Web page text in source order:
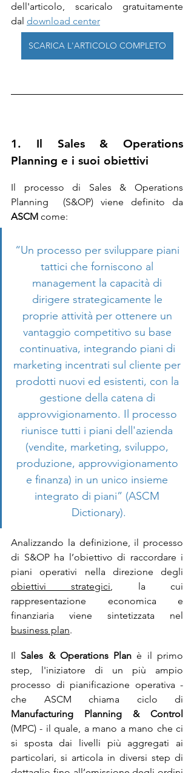
dell'articolo, scaricalo gratuitamente
dal download center
SCARICA L'ARTICOLO COMPLETO
1. Il Sales & Operations
Planning e i suoi obiettivi
Il processo di Sales & Operations
ASCM come:
“Un processo per sviluppare piani
tattici che forniscono al
management la capacità di
dirigere strategicamente le
proprie attività per ottenere un
vantaggio competitivo su base
continuativa, integrando piani di
marketing incentrati sul cliente per
prodotti nuovi ed esistenti, con la
gestione della catena di
approvvigionamento. Il processo
riunisce tutti i piani dell'azienda
(vendite, marketing, sviluppo,
produzione, approvvigionamento
e finanza) in un unico insieme
integrato di piani” (ASCM
Dictionary).
Analizzando la definizione, il processo
di S&OP ha l’obiettivo di raccordare i
obiettivi strategici, la cui
rappresentazione economica e
business plan.
Il Sales & Operations Plan è il primo
step, l'iniziatore di un più ampio
processo di pianificazione operativa -
Manufacturing Planning & Control
(MPC) - il quale, a mano a mano che ci
si sposta dai livelli più aggregati ai
particolari, si articola in diversi step di